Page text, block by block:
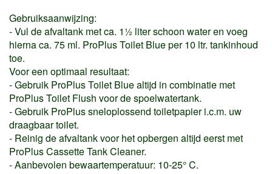
Gebruiksaanwijzing:
- Vul de afvaltank met ca. 1½ liter schoon water en voeg
hierna ca. 75 ml. ProPlus Toilet Blue per 10 ltr. tankinhoud
toe.
Voor een optimaal resultaat:
- Gebruik ProPlus Toilet Blue altijd in combinatie met
ProPlus Toilet Flush voor de spoelwatertank.
- Gebruik ProPlus sneloplossend toiletpapier i.c.m. uw
draagbaar toilet.
- Reinig de afvaltank voor het opbergen altijd eerst met
ProPlus Cassette Tank Cleaner.
- Aanbevolen bewaartemperatuur: 10-25° C.